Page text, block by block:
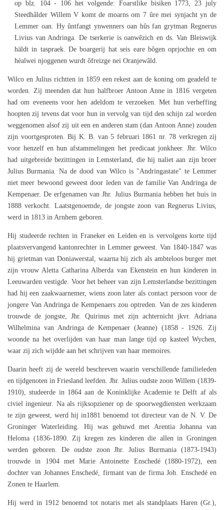
op blz. 104 - 106 het volgende: Foarstlike bisiken 1773, 23 july
Steedhâlder Willem V komt de moarns om 7 ûre mei synjacht yn de
Lemmer oan. Hy ûntfangt ynwenners oan hûs fan grytman Regnerus
Livius van Andringa. De tserkerie is oanwêzich en ds. Van Bleiswijk
häldt in taspraek. De boargerij hat seis eare bôgen oprjochte en om
hèalwei njoggenen wurdt ôfreizge nei Oranjewâld.
Wilco en Julius richtten in 1859 een rekest aan de koning om geadeld te
worden. Zij meenden dat hun halfbroer Antoon Anne in 1816 vergeten
had om eveneens voor hen adeldom te verzoeken. Met hun verheffing
hoopten zij tevens dat voor hun in vervolg van tijd den schijn zal worden
weggenomen alsof zij uit een en anderen stam (dan Antoon Anne) zouden
zijn voortgesproten. Bij K. B. van 5 februari 1861 nr. 78 verkregen zij
voor henzelf en hun afstammelingen het predicaat jonkheer. Jhr. Wilco
had uitgebreide bezittingen in Lemsterland, die hij naliet aan zijn broer
Julius Burmania. Na de dood van Wilco is "Andringastate" te Lemmer
niet meer bewoond geweest door leden van de familie Van Andringa de
Kempenaer. De erfgenamen van Jhr. Julius Burmania hebben het huis in
1888 verkocht. Laatstgenoemde, de jongste zoon van Regnerus Livius,
werd in 1813 in Arnhem geboren.
Hij studeerde rechten in Franeker en Leiden en is vervolgens korte tijd
plaatsvervangend kantonrechter in Lemmer geweest. Van 1840-1847 was
hij grietman van Doniawerstal, waarna hij zich als ambteloos burger met
zijn vrouw Aletta Catharina Alberda van Ekenstein en hun kinderen in
Leeuwarden vestigde. Voor het beheer van zijn Lemsterlandse bezittingen
had hij een zaakwaarnemer, wiens zoon later als contact persoon voor de
jongere Van Andringa de Kempenaers zou optreden. Van de zes kinderen
trouwde de jongste, Jhr. Quirinus met zijn achternicht jkvr. Adriana
Wilhelmina van Andringa de Kempenaer (Jeanne) (1858 - 1926. Zij
woonde na het overlijden van haar man lange tijd op kasteel Wychen,
waar zij zich wijdde aan het schrijven van haar memoires.
Daarin heeft zij de wereld beschreven waarin verschillende familieleden
en tijdgenoten in Friesland leefden. Jhr. Julius oudste zoon Willem (1839-
1910), studeerde in 1864 aan de Koninklijke Academie te Delft af als
civiel ingenieur. Na als rijksopziener op de spoorwegdiensten werkzaam
te zijn geweest, werd hij in1881 benoemd tot directeur van de N. V. De
Groninger Waterleiding. Hij was gehuwd met Arentia Johanna van
Heloma (1836-1890. Zij kregen zes kinderen die allen in Groningen
werden geboren. De oudste zoon Jhr. Julius Burmania (1873-1943)
trouwde in 1904 met Marie Antoinette Enschedé (1880-1972), een
dochter van Johannes Enschedé, firmant van de firma Joh. Enschedé en
Zonen te Haarlem.
Hij werd in 1912 benoemd tot notaris met als standplaats Haren (Gr.),